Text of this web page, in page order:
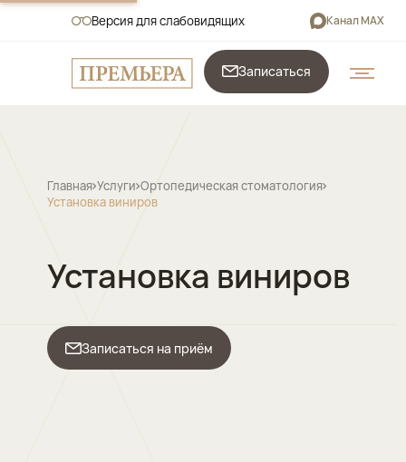
Версия для слабовидящих Канал MAX
Записаться
Главная Услуги Ортопедическая стоматология
Установка виниров
Установка виниров
Записаться на приём